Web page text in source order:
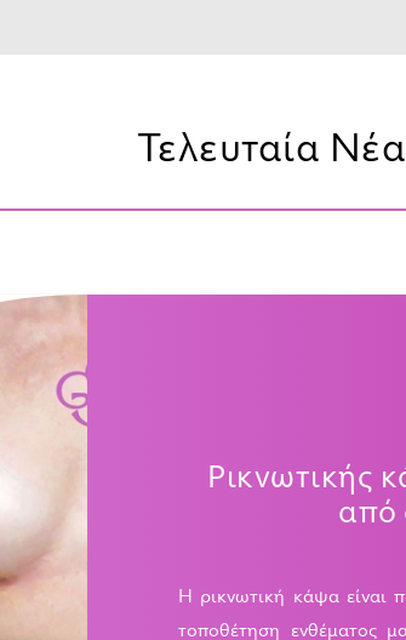
Τελευταία Νέα
Ρικνωτικής
από
Η ρικνωτική κάψα είναι
τοποθέτηση ενθέματος